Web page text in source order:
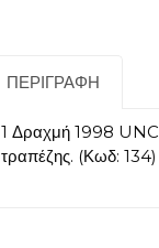
ΠΕΡΙΓΡΑΦΉ
1 Δραχμή 1998 UNC.
τραπέζης. (Κωδ: 134)